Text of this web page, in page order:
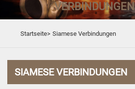
VERBINDUNGEN
Startseite> Siamese Verbindungen
SIAMESE VERBINDUNGEN